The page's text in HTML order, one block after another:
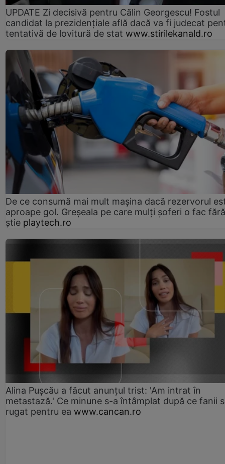
UPDATE Zi decisivă pentru Călin Georgescu! Fostul
candidat la prezidențiale află dacă va fi judecat
tentativă de lovitură de stat www.stirilekanald.ro
De ce consumă mai mult mașina dacă rezervorul
aproape gol. Greșeala pe care mulți șoferi o fac
știe playtech.ro
Alina Pușcău a făcut anunțul trist: 'Am intrat în
metastază.' Ce minune s-a întâmplat după ce fanii
rugat pentru ea www.cancan.ro